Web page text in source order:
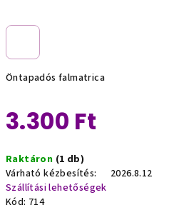
Öntapadós falmatrica
3.300 Ft
Raktáron (1 db)
Várható kézbesítés:
2026.8.12
Szállítási lehetőségek
Kód: 714